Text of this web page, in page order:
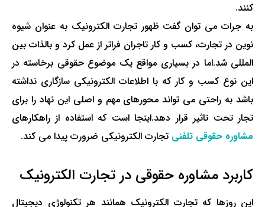
کنند.
به جرات می توان گفت ظهور تجارت الکترونیک به عنوان شیوه
نوین در تجارت، کسب و کار تاجران فراتر از عمل کرد و بالذات بین
المللی شد.اما در بسیاری مواقع یک موضوع حقوقی برخاسته در
این نوع کسب و کار که با اطلاعات الکترونیکی سازگاری نداشته
باشد به راحتی می تواند محورهای مهم و اصلی این نهاد را برای
تجار تحت تاثیر قرار دهد.اینجا است که استفاده از راهکارهای
مشاوره حقوقی تلفنی تجارت الکترونیکی ضرورت پیدا می کند.
کاربرد مشاوره حقوقی در تجارت الکترونیک
این روزها که تجارت الکترونیک همانند هر تکنولوژی دیجیتال